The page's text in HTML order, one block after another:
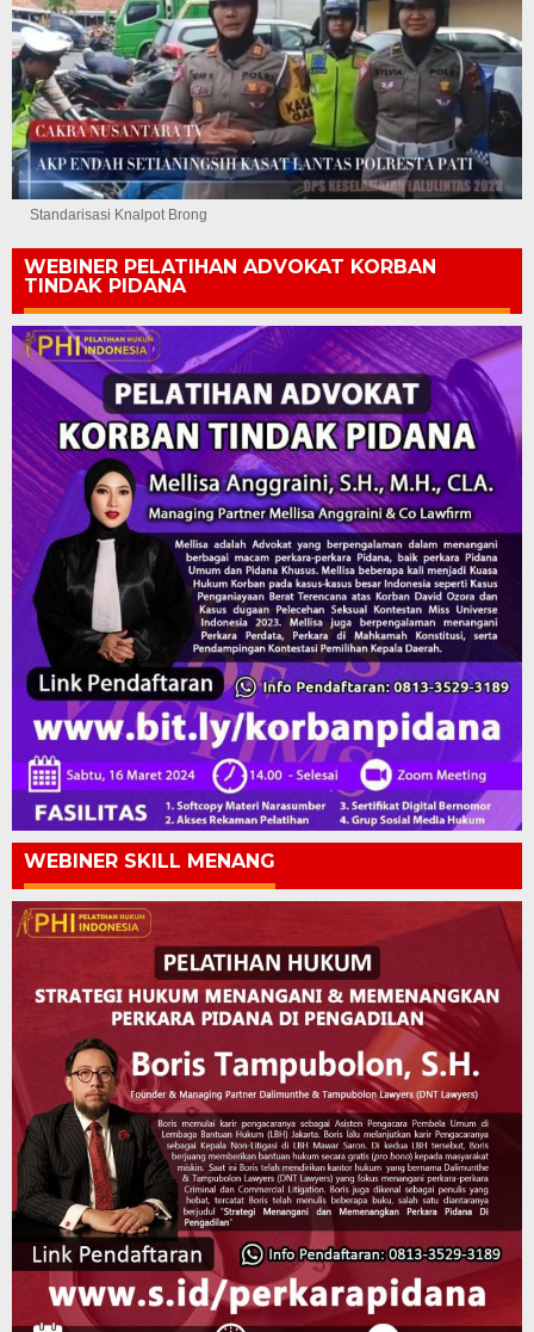
Standarisasi Knalpot Brong
WEBINER PELATIHAN ADVOKAT KORBAN
TINDAK PIDANA
WEBINER SKILL MENANG